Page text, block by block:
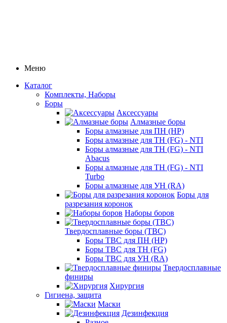
Меню
Каталог
Комплекты, Наборы
Боры
Аксессуары
Алмазные боры
Боры алмазные для ПН (HP)
Боры алмазные для ТН (FG) - NTI
Боры алмазные для ТН (FG) - NTI
Abacus
Боры алмазные для ТН (FG) - NTI
Turbo
Боры алмазные для УН (RA)
Боры для
разрезания коронок
Наборы боров
Твердосплавные боры (ТВС)
Боры ТВС для ПН (HP)
Боры ТВС для ТН (FG)
Боры ТВС для УН (RA)
Твердосплавные
финиры
Хирургия
Гигиена, защита
Маски
Дезинфекция